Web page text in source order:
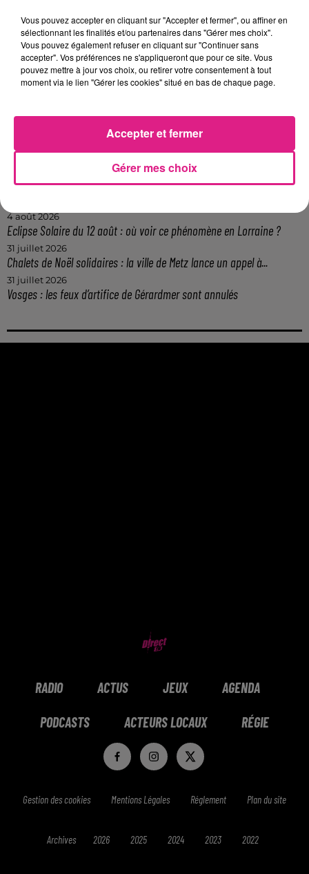
FIL ACTUS
7 août 2026
Lorraine : une journée pas comme les autres au Parc animalier de...
6 août 2026
5 août 2026
Casting de Woof : l'Euro-Métropole de Metz part à la recherche de...
4 août 2026
Officiel : Gauthier Hein quitte le FC Metz pour l'OGC Nice
4 août 2026
4 août 2026
Eclipse Solaire du 12 août : où voir ce phénomène en Lorraine ?
31 juillet 2026
Chalets de Noël solidaires : la ville de Metz lance un appel à...
31 juillet 2026
Vosges : les feux d’artifice de Gérardmer sont annulés
RADIO ACTUS JEUX AGENDA
PODCASTS ACTEURS LOCAUX RÉGIE
Gestion des cookies Mentions Légales Réglement Plan du site
Archives 2026 2025 2024 2023 2022
Vous pouvez accepter en cliquant sur "Accepter et fermer", ou affiner en
sélectionnant les finalités et/ou partenaires dans "Gérer mes choix".
Vous pouvez également refuser en cliquant sur "Continuer sans
accepter". Vos préférences ne s'appliqueront que pour ce site. Vous
pouvez mettre à jour vos choix, ou retirer votre consentement à tout
moment via le lien "Gérer les cookies" situé en bas de chaque page.
Gérer mes choix
Accepter et fermer